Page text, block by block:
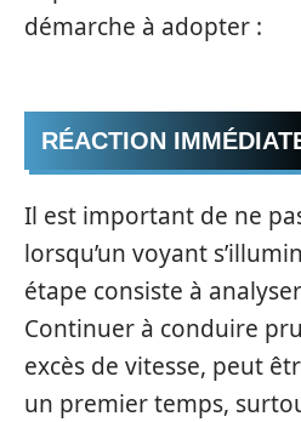
démarche à adopter :
RÉACTION
Il est important de ne
lorsqu’un voyant
étape consiste à
Continuer à conduire
excès de vitesse, peut
un premier temps,